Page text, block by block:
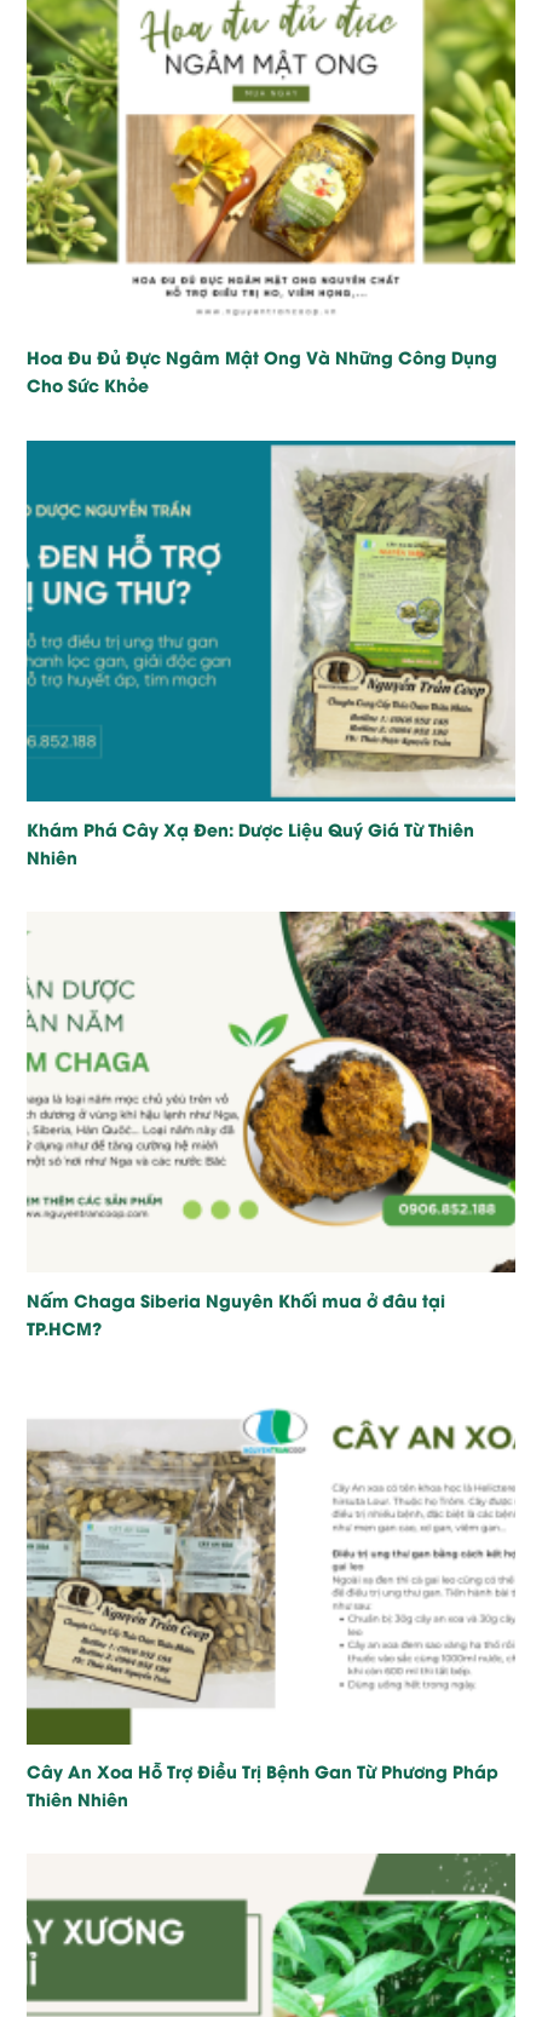
Hoa Đu Đủ Đực Ngâm Mật Ong Và Những Công Dụng
Cho Sức Khỏe
Khám Phá Cây Xạ Đen: Dược Liệu Quý Giá Từ Thiên
Nhiên
Nấm Chaga Siberia Nguyên Khối mua ở đâu tại
TP.HCM?
Cây An Xoa Hỗ Trợ Điều Trị Bệnh Gan Từ Phương Pháp
Thiên Nhiên